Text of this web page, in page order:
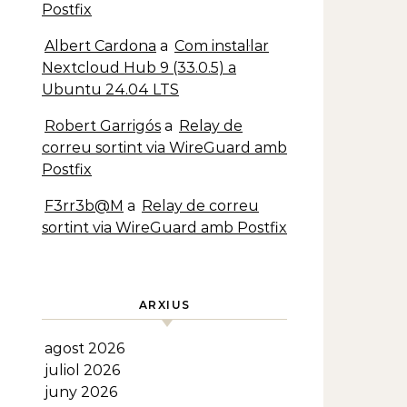
Postfix
Albert Cardona a Com instal·lar
Nextcloud Hub 9 (33.0.5) a
Ubuntu 24.04 LTS
Robert Garrigós a Relay de
correu sortint via WireGuard amb
Postfix
F3rr3b@M a Relay de correu
sortint via WireGuard amb Postfix
ARXIUS
agost 2026
juliol 2026
juny 2026